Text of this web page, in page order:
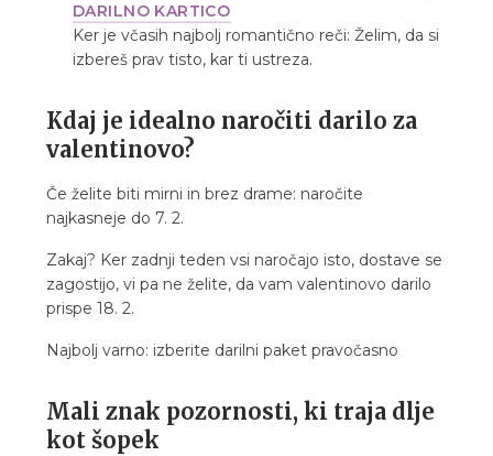
DARILNO KARTICO
Ker je včasih najbolj romantično reči: Želim, da si
izbereš prav tisto, kar ti ustreza.
Kdaj je idealno naročiti darilo za
valentinovo?
Če želite biti mirni in brez drame: naročite
najkasneje do 7. 2.
Zakaj? Ker zadnji teden vsi naročajo isto, dostave se
zagostijo, vi pa ne želite, da vam valentinovo darilo
prispe 18. 2.
Najbolj varno: izberite darilni paket pravočasno
Mali znak pozornosti, ki traja dlje
kot šopek